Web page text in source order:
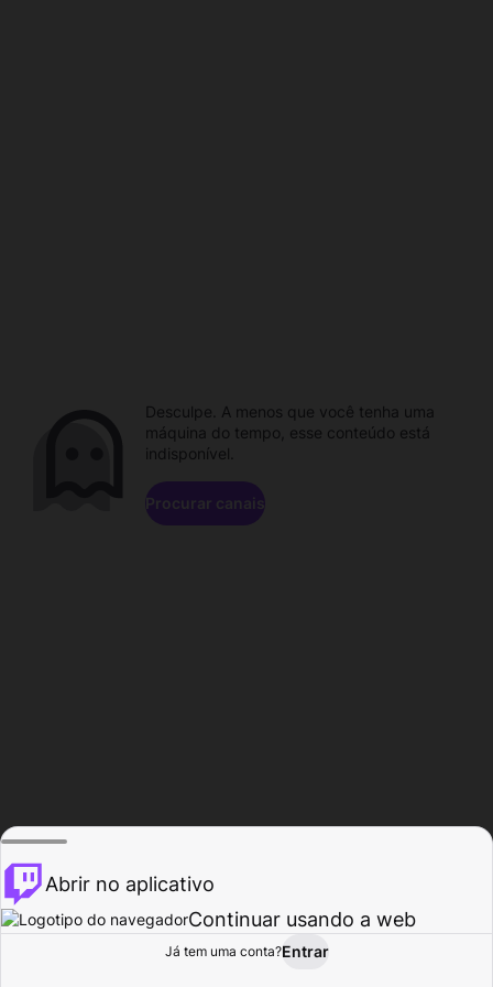
Procurar Atividade
Desculpe. A menos que você tenha uma
máquina do tempo, esse conteúdo está
indisponível.
Procurar canais
Abrir no aplicativo
Continuar usando a web
Já tem uma conta?Entrar